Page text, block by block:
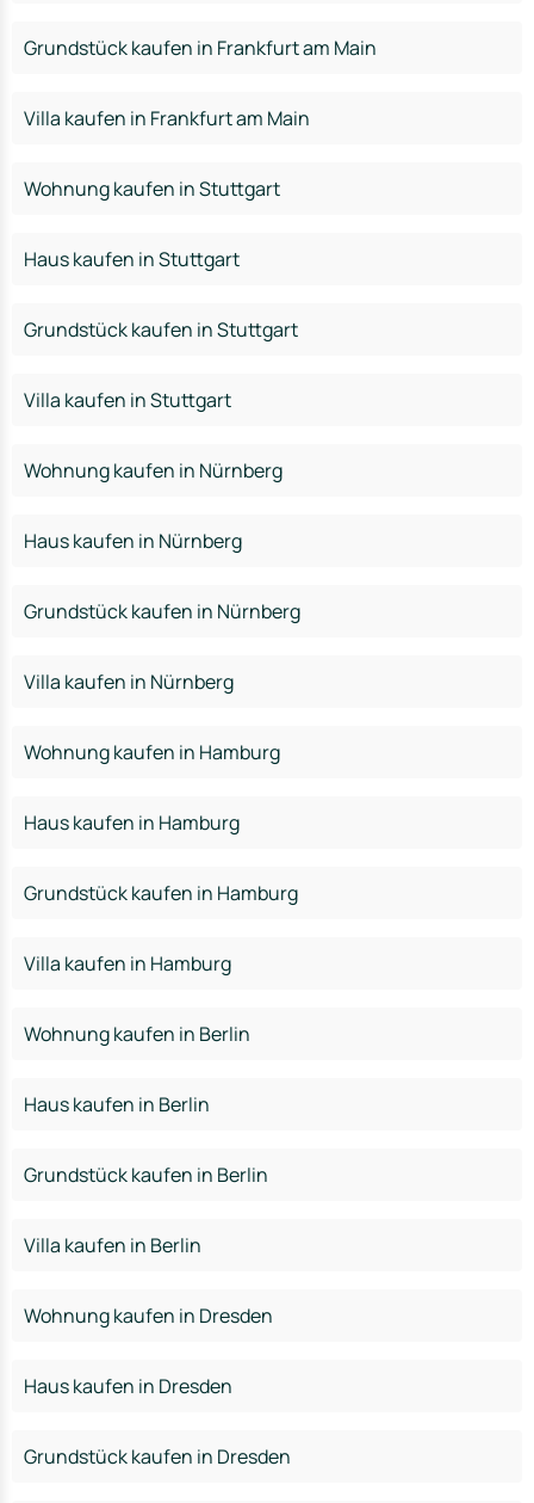
Grundstück kaufen in Frankfurt am Main
Villa kaufen in Frankfurt am Main
Wohnung kaufen in Stuttgart
Haus kaufen in Stuttgart
Grundstück kaufen in Stuttgart
Villa kaufen in Stuttgart
Wohnung kaufen in Nürnberg
Haus kaufen in Nürnberg
Grundstück kaufen in Nürnberg
Villa kaufen in Nürnberg
Wohnung kaufen in Hamburg
Haus kaufen in Hamburg
Grundstück kaufen in Hamburg
Villa kaufen in Hamburg
Wohnung kaufen in Berlin
Haus kaufen in Berlin
Grundstück kaufen in Berlin
Villa kaufen in Berlin
Wohnung kaufen in Dresden
Haus kaufen in Dresden
Grundstück kaufen in Dresden